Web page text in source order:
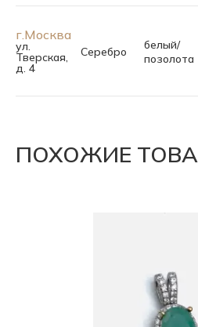
г.Москва
ул.
Тверская,
д. 4
Серебро
белый/
позолота
ПОХОЖИЕ